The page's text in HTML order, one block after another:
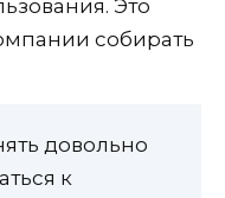
Это
собирать
довольно
к